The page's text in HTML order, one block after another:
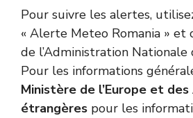
Pour suivre les alertes,
« Alerte Meteo Romania » et
de l’Administration
Pour les informations
Ministère de l’Europe et
étrangères pour les